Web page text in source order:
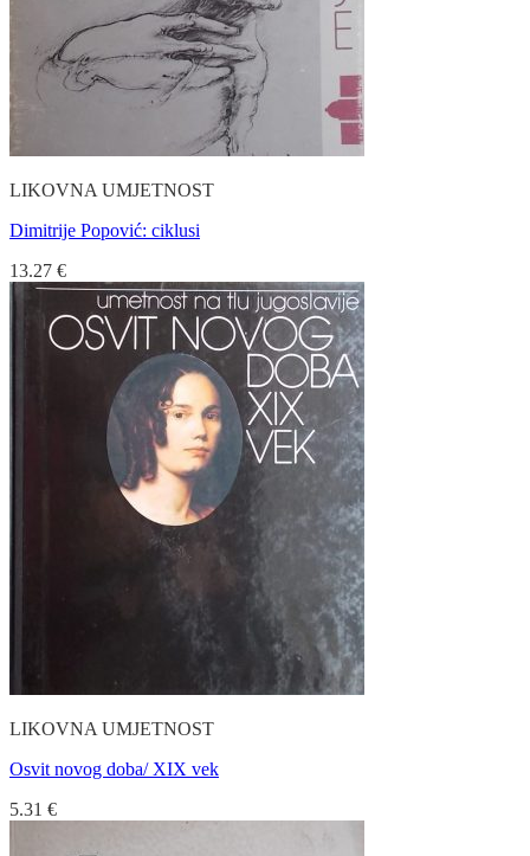
LIKOVNA UMJETNOST
Dimitrije Popović: ciklusi
13.27 €
LIKOVNA UMJETNOST
Osvit novog doba/ XIX vek
5.31 €